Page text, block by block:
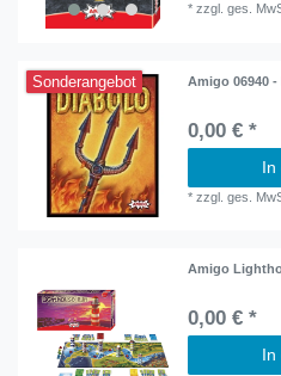
*zzgl. ges.
Sonderangebot Amigo 06940
0,00 € *
In
*zzgl. ges.
Amigo
0,00 € *
In